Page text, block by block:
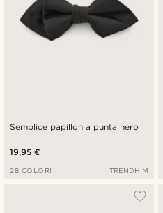
Semplice papillon a punta nero
19,95 €
28 COLORI TRENDHIM